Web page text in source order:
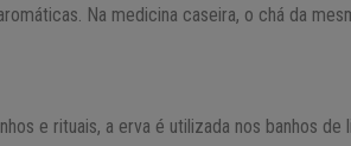
Na medicina caseira, o chá da
e rituais, a erva é utilizada nos banhos